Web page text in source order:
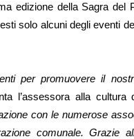
edizione della Sagra
solo alcuni degli eventi
per promuovere il
l’assessora alla
con le numerose
comunale. Grazie